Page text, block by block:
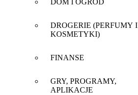
DOM I OGRÓD
DROGERIE (PERFUMY I
KOSMETYKI)
FINANSE
GRY, PROGRAMY,
APLIKACJE